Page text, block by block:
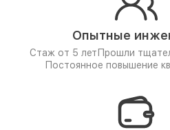
Опытные
Стаж от 5 лет Прошли
Постоянное повышение